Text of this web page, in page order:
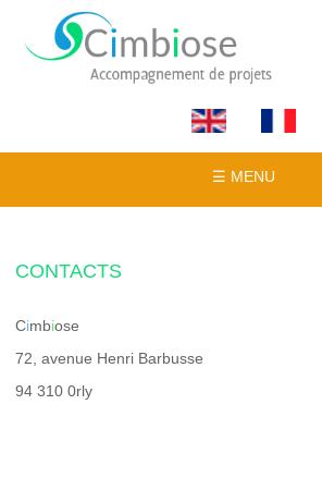
☰ MENU
CONTACTS
Cimbiose
72, avenue Henri Barbusse
94 310 0rly